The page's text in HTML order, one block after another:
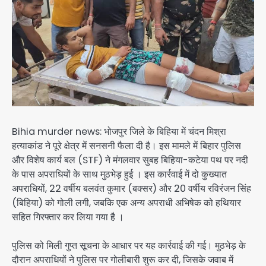
Bihia murder news: भोजपुर जिले के बिहिया में चंदन मिश्रा
हत्याकांड ने पूरे क्षेत्र में सनसनी फैला दी है। इस मामले में बिहार पुलिस
और विशेष कार्य बल (STF) ने मंगलवार सुबह बिहिया-कटेया पथ पर नदी
के पास अपराधियों के साथ मुठभेड़ हुई । इस कार्रवाई में दो कुख्यात
अपराधियों, 22 वर्षीय बलवंत कुमार (बक्सर) और 20 वर्षीय रविरंजन सिंह
(बिहिया) को गोली लगी, जबकि एक अन्य अपराधी अभिषेक को हथियार
सहित गिरफ्तार कर लिया गया है ।
पुलिस को मिली गुप्त सूचना के आधार पर यह कार्रवाई की गई। मुठभेड़ के
दौरान अपराधियों ने पुलिस पर गोलीबारी शुरू कर दी, जिसके जवाब में